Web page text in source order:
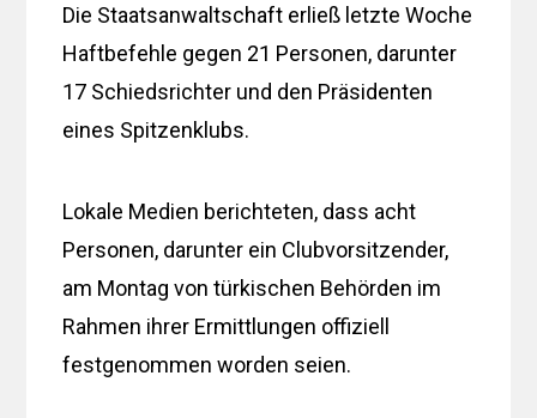
Die Staatsanwaltschaft erließ letzte Woche
Haftbefehle gegen 21 Personen, darunter
17 Schiedsrichter und den Präsidenten
eines Spitzenklubs.
Lokale Medien berichteten, dass acht
Personen, darunter ein Clubvorsitzender,
am Montag von türkischen Behörden im
Rahmen ihrer Ermittlungen offiziell
festgenommen worden seien.